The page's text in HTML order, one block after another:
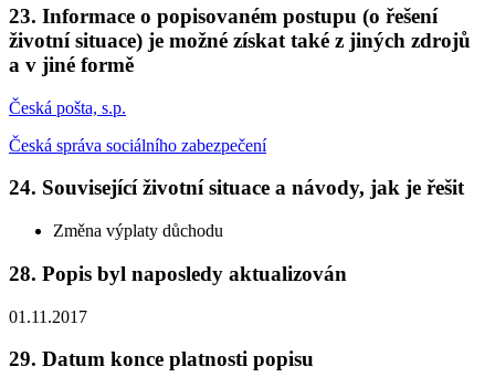
23. Informace o popisovaném postupu (o řešení
životní situace) je možné získat také z jiných zdrojů
a v jiné formě
Česká pošta, s.p.
Česká správa sociálního zabezpečení
24. Související životní situace a návody, jak je řešit
Změna výplaty důchodu
28. Popis byl naposledy aktualizován
01.11.2017
29. Datum konce platnosti popisu